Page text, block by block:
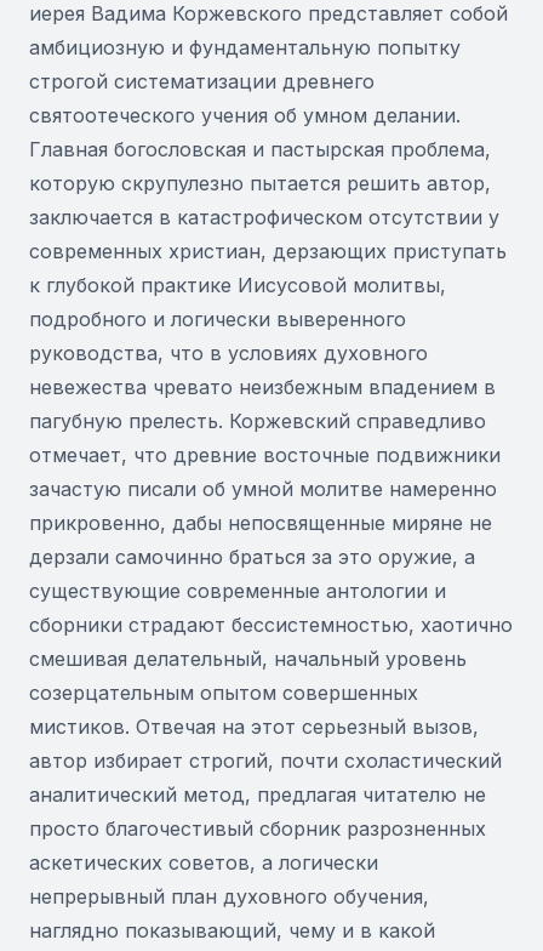
иерея Вадима Коржевского представляет собой
амбициозную и фундаментальную попытку
строгой систематизации древнего
святоотеческого учения об умном делании.
Главная богословская и пастырская проблема,
которую скрупулезно пытается решить автор,
заключается в катастрофическом отсутствии у
современных христиан, дерзающих приступать
к глубокой практике Иисусовой молитвы,
подробного и логически выверенного
руководства, что в условиях духовного
невежества чревато неизбежным впадением в
пагубную прелесть. Коржевский справедливо
отмечает, что древние восточные подвижники
зачастую писали об умной молитве намеренно
прикровенно, дабы непосвященные миряне не
дерзали самочинно браться за это оружие, а
существующие современные антологии и
сборники страдают бессистемностью, хаотично
смешивая делательный, начальный уровень
созерцательным опытом совершенных
мистиков. Отвечая на этот серьезный вызов,
автор избирает строгий, почти схоластический
аналитический метод, предлагая читателю не
просто благочестивый сборник разрозненных
аскетических советов, а логически
непрерывный план духовного обучения,
наглядно показывающий, чему и в какой